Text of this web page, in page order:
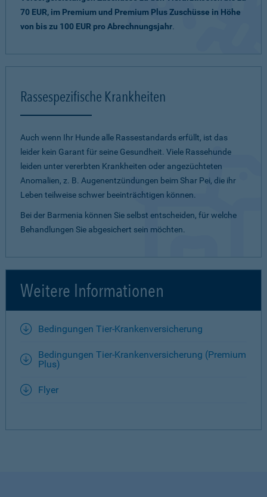
70 EUR, im Premium und Premium Plus Zuschüsse in Höhe
von bis zu 100 EUR pro Abrechnungsjahr.
Rassespezifische Krankheiten
Auch wenn Ihr Hunde alle Rassestandards erfüllt, ist das
leider kein Garant für seine Gesundheit. Viele Rassehunde
leiden unter vererbten Krankheiten oder angezüchteten
Anomalien, z. B. Augenentzündungen beim Shar Pei, die ihr
Leben teilweise schwer beeinträchtigen können.
Bei der Barmenia können Sie selbst entscheiden, für welche
Behandlungen Sie abgesichert sein möchten.
Weitere Informationen
Bedingungen Tier-Krankenversicherung
Bedingungen Tier-Krankenversicherung (Premium
Plus)
Flyer